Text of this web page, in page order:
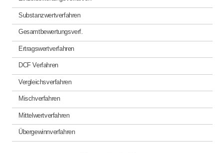
Substanzwertverfahren
Gesamtbewertungsverf.
Ertragswertverfahren
DCF Verfahren
Vergleichsverfahren
Mischverfahren
Mittelwertverfahren
Übergewinnverfahren